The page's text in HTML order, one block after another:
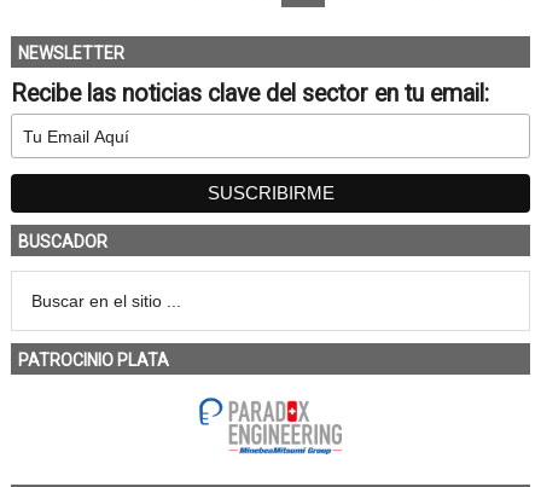
NEWSLETTER
Recibe las noticias clave del sector en tu email:
BUSCADOR
PATROCINIO PLATA